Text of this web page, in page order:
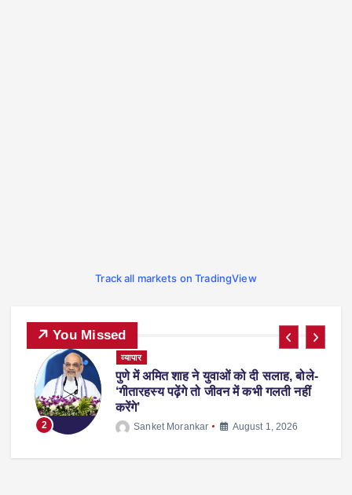
Track all markets on TradingView
You Missed
3
ट्रेंडिंग
फीफा वर्ल्ड कप 2026 से लौटते समय एरलिंग
हालैंड अपने साथ ले आए ‘व्हिस्की रैकून’, वजह
जानकर रह जाएंगे हैरान
Sanket Morankar July 14, 2026